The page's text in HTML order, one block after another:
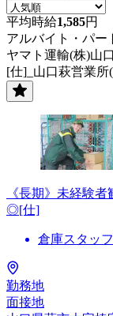
平均時給1,585円
アルバイト・パー
ヤマト運輸(株)山
[仕]_山口萩営業所
《長期》未経験
◎[仕]
倉庫スタッフ
勤務地
面接地